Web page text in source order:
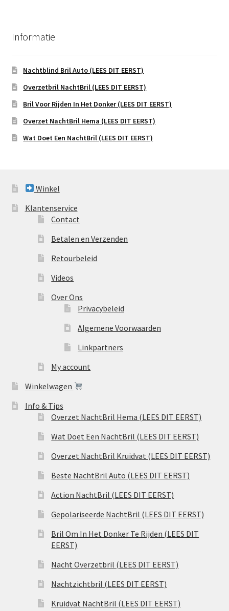
Informatie
Nachtblind Bril Auto (LEES DIT EERST)
Overzetbril NachtBril (LEES DIT EERST)
Bril Voor Rijden In Het Donker (LEES DIT EERST)
Overzet NachtBril Hema (LEES DIT EERST)
Wat Doet Een NachtBril (LEES DIT EERST)
Winkel
Klantenservice
Contact
Betalen en Verzenden
Retourbeleid
Videos
Over Ons
Privacybeleid
Algemene Voorwaarden
Linkpartners
My account
Winkelwagen
Info & Tips
Overzet NachtBril Hema (LEES DIT EERST)
Wat Doet Een NachtBril (LEES DIT EERST)
Overzet NachtBril Kruidvat (LEES DIT EERST)
Beste NachtBril Auto (LEES DIT EERST)
Action NachtBril (LEES DIT EERST)
Gepolariseerde NachtBril (LEES DIT EERST)
Bril Om In Het Donker Te Rijden (LEES DIT
EERST)
Nacht Overzetbril (LEES DIT EERST)
Nachtzichtbril (LEES DIT EERST)
Kruidvat NachtBril (LEES DIT EERST)